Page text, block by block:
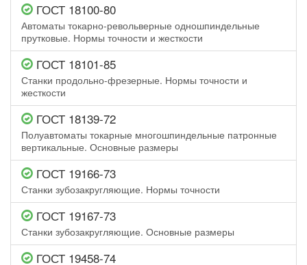
ГОСТ 18100-80
Автоматы токарно-револьверные одношпиндельные
прутковые. Нормы точности и жесткости
ГОСТ 18101-85
Станки продольно-фрезерные. Нормы точности и
жесткости
ГОСТ 18139-72
Полуавтоматы токарные многошпиндельные патронные
вертикальные. Основные размеры
ГОСТ 19166-73
Станки зубозакругляющие. Нормы точности
ГОСТ 19167-73
Станки зубозакругляющие. Основные размеры
ГОСТ 19458-74